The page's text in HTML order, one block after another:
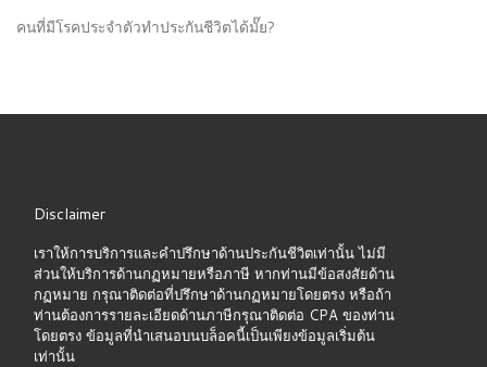
คนที่มีโรคประจำตัวทำประกันชีวิตได้มั๊ย?
Disclaimer
เราให้การบริการและคำปรึกษาด้านประกันชีวิตเท่านั้น ไม่มี
ส่วนให้บริการด้านกฏหมายหรือภาษี หากท่านมีข้อสงสัยด้าน
กฏหมาย กรุณาติดต่อที่ปรึกษาด้านกฏหมายโดยตรง หรือถ้า
ท่านต้องการรายละเอียดด้านภาษีกรุณาติดต่อ CPA ของท่าน
โดยตรง ข้อมูลที่นำเสนอบนบล็อคนี้เป็นเพียงข้อมูลเริ่มต้น
เท่านั้น